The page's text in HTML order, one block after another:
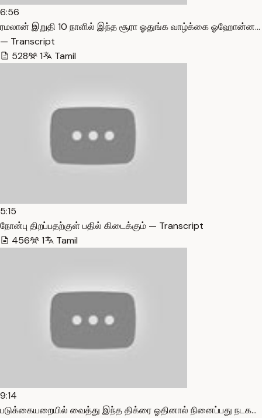
6:56
ரமலான் இறுதி 10 நாளில் இந்த சூரா ஓதுங்க வாழ்க்கை ஓஹோன்ன…
— Transcript
528
1 Tamil
5:15
நோன்பு திறப்பதற்குள் பதில் கிடைக்கும் — Transcript
456
1 Tamil
9:14
படுக்கையறையில் வைத்து இந்த திக்ரை ஓதினால் நினைப்பது நடக…